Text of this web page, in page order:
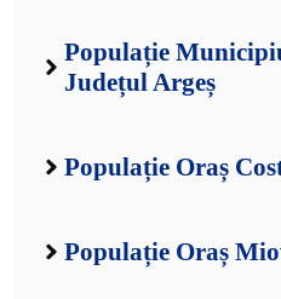
Populație
Județul Argeș
Populație Oraș
Populație Oraș